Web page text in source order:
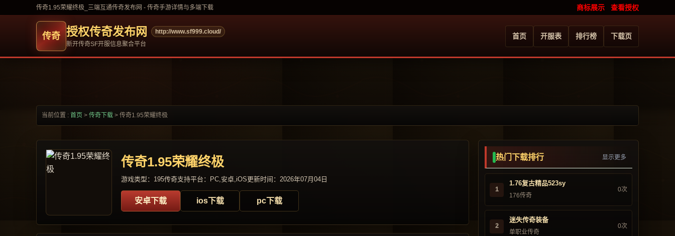
传奇1.95荣耀终极_三端互通传奇发布网 - 传奇手游详情与多端下载 商标展示 查看授权
授权传奇发布网
http://www.sf999.cloud/
新开传奇SF开服信息聚合平台
首页 开服表 排行榜 下载页
当前位置 : 首页 > 传奇下载 > 传奇1.95荣耀终极
传奇1.95荣耀终极
游戏类型：195传奇支持平台：PC,安卓,iOS更新时间：2026年07月04日
安卓下载 ios下载 pc下载
热门下载排行 显示更多
1
1.76复古精品523sy
176传奇
0次
2
迷失传奇装备
单职业传奇
0次